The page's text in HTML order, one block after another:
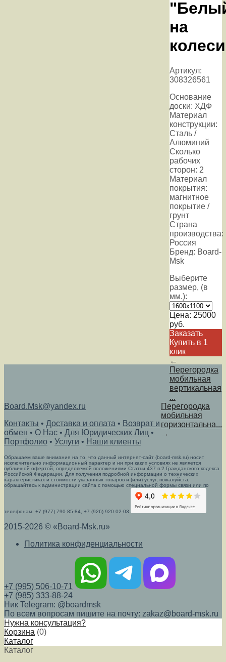
на
Артикул:
308326561
Основание
доски: ХДФ
Материал
конструкции:
Сталь /
Алюминий
Сколько
рабочих
сторон: 2
Материал
покрытия:
магнитное
покрытие /
грунт
Страна
производства:
Россия
Бренд: Board-
Msk
Выберите
размер, (в
мм.):
Цена: 25000
руб.
Заказать
Купить в 1
клик
←
Перегородка
мобильная
вертикальная
...
Перегородка
мобильная
горизонтальна...
→
Board.Msk@yandex.ru
Контакты • Доставка и оплата • Возврат и
обмен • О Нас • Для Юридических Лиц •
Портфолио • Услуги • Наши клиенты
Обращаем ваше внимание на то, что данный интернет-сайт (board-msk.ru) носит
исключительно информационный характер и ни при каких условиях не является
публичной офертой, определяемой положениями Статьи 437 п.2 Гражданского кодекса
Российской Федерации. Для получения подробной информации о технических
характеристиках и стоимости указанных товаров и (или) услуг, пожалуйста,
обращайтесь к администрации сайта с помощью специальной формы связи или по
телефонам: +7 (977) 790 85-84, +7 (926) 920 02-03
2015-2026 © «Board-Msk.ru»
Политика конфиденциальности
+7 (995) 506-10-71
+7 (985) 333-88-24
Ник Telegram: @boardmsk
По всем вопросам пишите на почту: zakaz@board-msk.ru
Нужна консультация?
Корзина (0)
Каталог
Каталог